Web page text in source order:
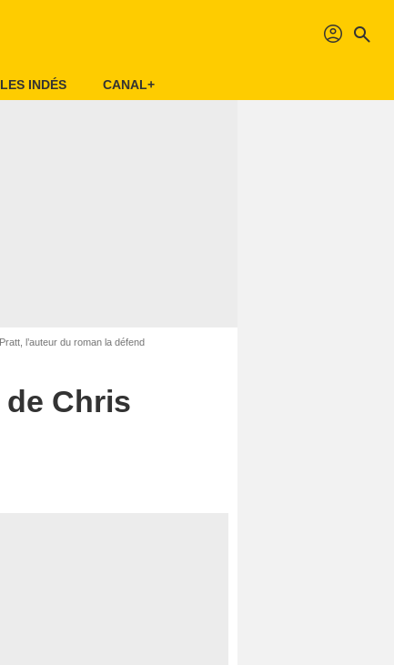
profil search
LES INDÉS CANAL+
l’auteur du roman la défend
Chris